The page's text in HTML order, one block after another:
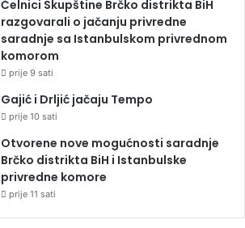
Čelnici Skupštine Brčko distrikta BiH
razgovarali o jačanju privredne
saradnje sa Istanbulskom privrednom
komorom
prije 9 sati
Gajić i Drljić jačaju Tempo
prije 10 sati
Otvorene nove mogućnosti saradnje
Brčko distrikta BiH i Istanbulske
privredne komore
prije 11 sati